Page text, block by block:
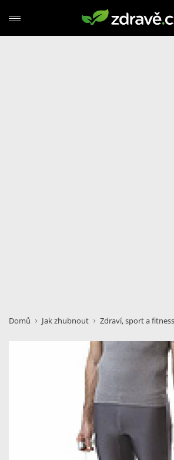
Domů Jak zhubnout Zdraví, sport a